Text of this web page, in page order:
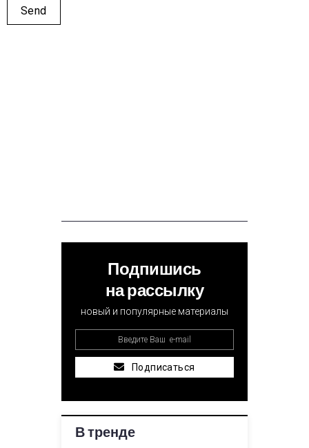
Подпишись
на рассылку
новый и популярные материалы
Подписаться
В тренде